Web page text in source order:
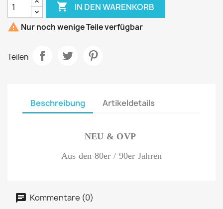
 IN DEN WARENKORB
 Nur noch wenige Teile verfügbar
Teilen
Beschreibung Artikeldetails
NEU & OVP
Aus den 80er / 90er Jahren
Kommentare (0)